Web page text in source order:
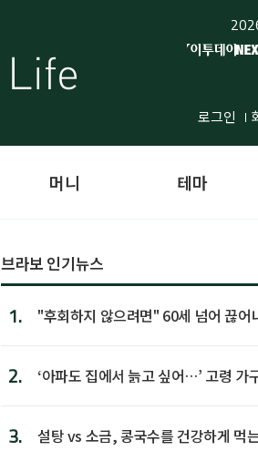
로그인
머니 테마
브라보 인기뉴스
1.
"후회하지 않으려면" 60세 넘어 끊어
2.
‘아파도 집에서 늙고 싶어…’ 고령 가
3. 설탕 vs 소금, 콩국수를 건강하게 먹